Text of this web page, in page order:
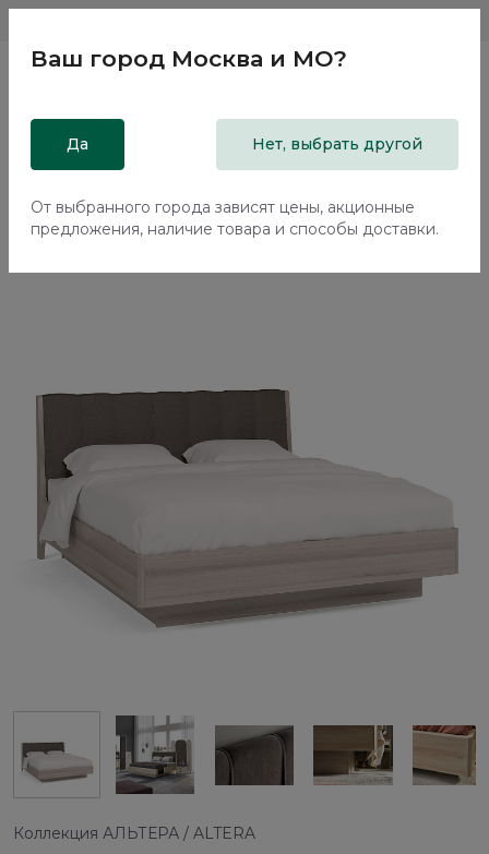
Главная
Кровати
Двуспальная кровать с подъемным механизмом Альтера /
Коллекция АЛЬТЕРА / ALTERA
Ваш город Москва и МО?
Да Нет, выбрать другой
От выбранного города зависят цены, акционные
предложения, наличие товара и способы доставки.